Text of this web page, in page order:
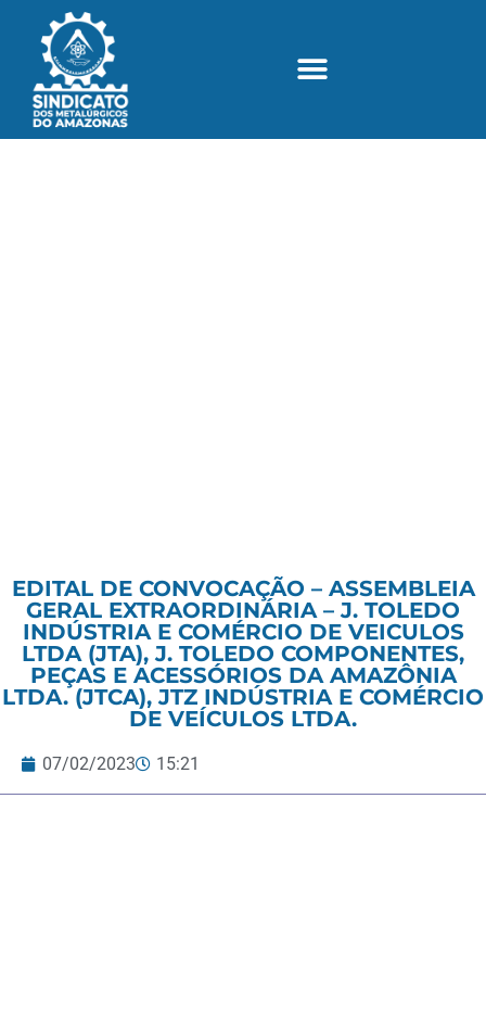
EDITAL DE CONVOCAÇÃO – ASSEMBLEIA
GERAL EXTRAORDINÁRIA – J. TOLEDO
INDÚSTRIA E COMÉRCIO DE VEICULOS
LTDA (JTA), J. TOLEDO COMPONENTES,
PEÇAS E ACESSÓRIOS DA AMAZÔNIA
LTDA. (JTCA), JTZ INDÚSTRIA E COMÉRCIO
DE VEÍCULOS LTDA.
07/02/2023 15:21